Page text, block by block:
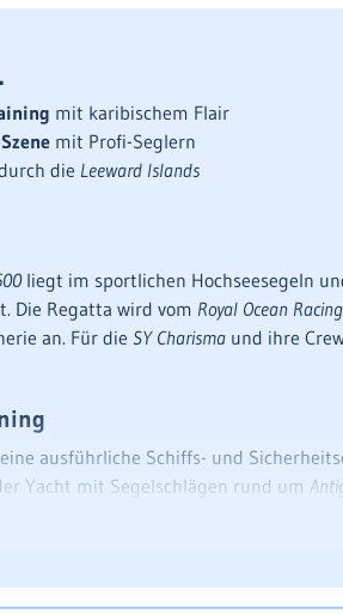
mit karibischem Flair
mit Profi-Seglern
die Leeward Islands
liegt im sportlichen Hochseesegeln
Die Regatta wird vom Royal Ocean
an. Für die SY Charisma und ihre
ausführliche Schiffs- und
Yacht mit Segelschlägen rund um
auf See. Für uns zählt der